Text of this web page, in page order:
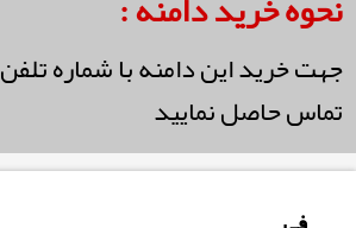
جهت خرید این دامنه با شماره تلفن
تماس حاصل نمایید